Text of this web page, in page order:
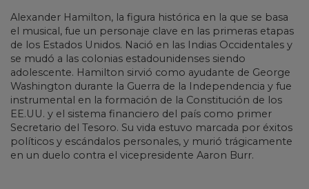
Alexander Hamilton, la figura histórica en la que se basa
el musical, fue un personaje clave en las primeras etapas
de los Estados Unidos. Nació en las Indias Occidentales y
se mudó a las colonias estadounidenses siendo
adolescente. Hamilton sirvió como ayudante de George
Washington durante la Guerra de la Independencia y fue
instrumental en la formación de la Constitución de los
EE.UU. y el sistema financiero del país como primer
Secretario del Tesoro. Su vida estuvo marcada por éxitos
políticos y escándalos personales, y murió trágicamente
en un duelo contra el vicepresidente Aaron Burr.